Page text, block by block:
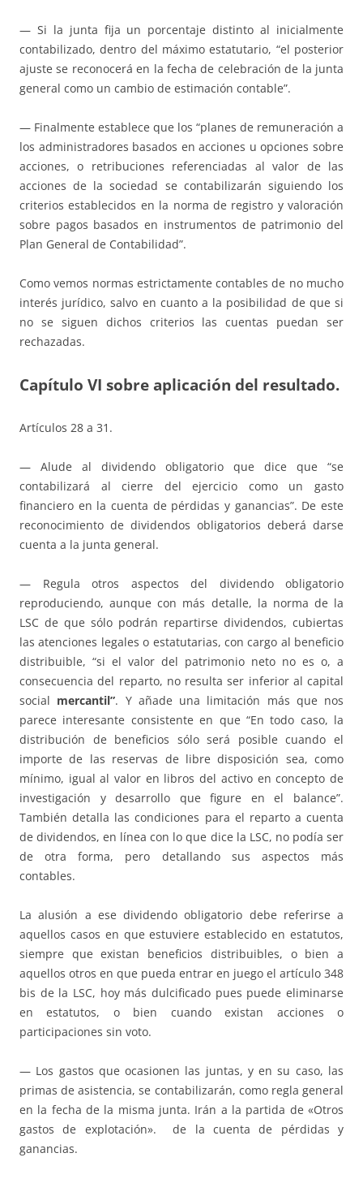
— Si la junta fija un porcentaje distinto al inicialmente
contabilizado, dentro del máximo estatutario, “el posterior
ajuste se reconocerá en la fecha de celebración de la junta
general como un cambio de estimación contable”.
— Finalmente establece que los “planes de remuneración a
los administradores basados en acciones u opciones sobre
acciones, o retribuciones referenciadas al valor de las
acciones de la sociedad se contabilizarán siguiendo los
criterios establecidos en la norma de registro y valoración
sobre pagos basados en instrumentos de patrimonio del
Plan General de Contabilidad”.
Como vemos normas estrictamente contables de no mucho
interés jurídico, salvo en cuanto a la posibilidad de que si
no se siguen dichos criterios las cuentas puedan ser
rechazadas.
Capítulo VI sobre aplicación del resultado.
Artículos 28 a 31.
— Alude al dividendo obligatorio que dice que “se
contabilizará al cierre del ejercicio como un gasto
financiero en la cuenta de pérdidas y ganancias”. De este
reconocimiento de dividendos obligatorios deberá darse
cuenta a la junta general.
— Regula otros aspectos del dividendo obligatorio
reproduciendo, aunque con más detalle, la norma de la
LSC de que sólo podrán repartirse dividendos, cubiertas
las atenciones legales o estatutarias, con cargo al beneficio
distribuible, “si el valor del patrimonio neto no es o, a
consecuencia del reparto, no resulta ser inferior al capital
social mercantil”. Y añade una limitación más que nos
parece interesante consistente en que “En todo caso, la
distribución de beneficios sólo será posible cuando el
importe de las reservas de libre disposición sea, como
mínimo, igual al valor en libros del activo en concepto de
investigación y desarrollo que figure en el balance”.
También detalla las condiciones para el reparto a cuenta
de dividendos, en línea con lo que dice la LSC, no podía ser
de otra forma, pero detallando sus aspectos más
contables.
La alusión a ese dividendo obligatorio debe referirse a
aquellos casos en que estuviere establecido en estatutos,
siempre que existan beneficios distribuibles, o bien a
aquellos otros en que pueda entrar en juego el artículo 348
bis de la LSC, hoy más dulcificado pues puede eliminarse
en estatutos, o bien cuando existan acciones o
participaciones sin voto.
— Los gastos que ocasionen las juntas, y en su caso, las
primas de asistencia, se contabilizarán, como regla general
en la fecha de la misma junta. Irán a la partida de «Otros
gastos de explotación». de la cuenta de pérdidas y
ganancias.